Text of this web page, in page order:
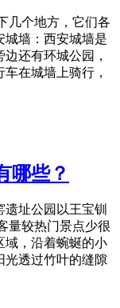
几个地方，它们各
城墙：西安城墙是
还有环城公园，
在城墙上骑行，
哪些？
址公园以王宝钏
量较热门景点少很
域，沿着蜿蜒的小
光透过竹叶的缝隙